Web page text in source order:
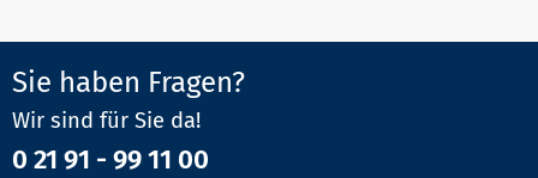
Sie haben Fragen?
Wir sind für Sie da!
0 21 91 - 99 11 00